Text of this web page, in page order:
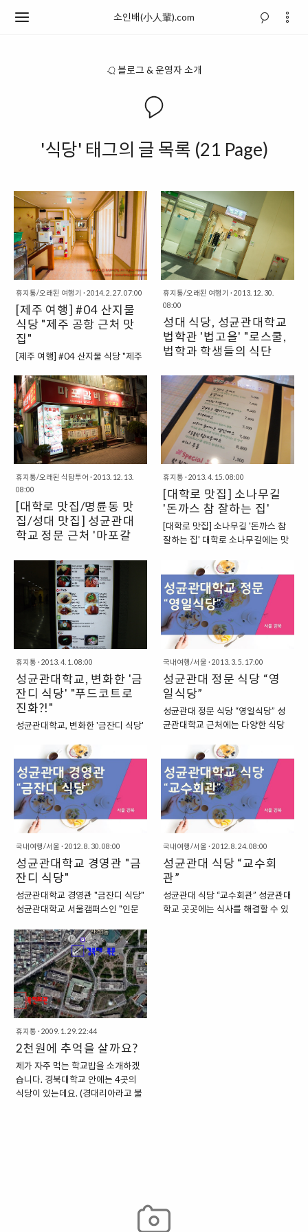
소인배(小人輩).com
블로그 & 운영자 소개
'식당' 태그의 글 목록 (21 Page)
휴지통/오래된 여행기 · 2014. 2. 27. 07:00
[제주 여행] #04 산지물
식당 "제주 공항 근처 맛
집"
[제주 여행] #04 산지물 식당 "제주
를 실컷 먹어보자!" 삼무공원에서
잠시 기차를 감상하면서 시간을 보
내다보니, 이윽고 점심식사를 해야
할 시간이 다가오게 되었다. 다른 곳
에 여행을 온 것도 아니고 제주도로
여행을 왔으니 다른 곳에서는 감히
손쉽게 범접할 수 없는 그런 음식을
먹어보는 것이 좋겠다는 생각이 들
었다. 제주도하면 떠오르는 음식!
사실, 가장 먼저 떠오르는 것은 한라
봉이지만, 그 다음으로 떠오르는 먹
거리를 생각해본다면, 아마도 해산
우러져있는 섬이다보니, 풍부한 해
산물을 저렴한 가격에 먹을 수 있을
것이니 말이다. "제주공항 근처, 삼
무공원 옆의 산지물 식당" 그렇게
제주도에서의 첫 번째 식사를 해산
물로 하기로 마음을 먹..
휴지통/오래된 여행기 · 2013. 12. 30.
08:00
성대 식당, 성균관대학교
법학관 '법고을' "로스쿨,
법학과 학생들의 식단
고을' "로스쿨, 법학과 학생들의 식
단은?" 법학과 소속의 학생이 아니
다보니, 게다가 법학관에서는 수업
을 들을 일이 하나도 없다보니, 그리
고 성균관대학교의 법학관이 조금
은 안쪽에 자리하고 있었기에 법학
관으로는 갈 일이 거의 없었다. 아
마, 처음에 성균관대학교 입학통지
서를 받아들고, 학교를 구경하겠다
고 혼자서 학교 이 곳 저 곳을 돌아
다닌 때를 제외하고는 이 곳을 방문
한 적이 거의 없었던 것 같다. 특별
히 의도적으로 방문하는 일을 제외
하고는 올 일이 없었던 것이다. 한
때는 법학관 옥상의 야경이 상당히
괜찮다고 해서, 의도적으로 옥상을
몇번 방문했던 적이 있다. 하지만,
그 때 내가 가지고 있던 카메라가 아
주 저렴한 똑딱이밖에 없었던지라,
제대로 된 야경을 카메라에 담아..
휴지통/오래된 식탐투어 · 2013. 12. 13.
08:00
[대학로 맛집/명륜동 맛
집/성대 맛집] 성균관대
학교 정문 근처 '마포갈
집?"
집] 성균관대학교 정문 근처 '마포갈
비' "대학로 최고의 밥집?" 먹을거리
가 상당히 많은 대학로의 거리, 하지
만 대학로에서도 잘 찾아보면 저렴
한 가격에 상당한 맛을 제공하는 맛
집을 찾아볼 수 있다. 이번에 소인배
닷컴이 소개할 곳은 대학로의 번화
가와는 조금 떨어진 곳, 약간은 후미
진 곳에 있다고 할 수 있지만, 그 맛
과 가격에서는 어느 대학로의 맛집
에 비해서 떨어지지 않는 그런 공간
처에 있는 "마포갈비"라는 이름의
식당이다. "성균관대학교 정문 근처
마포갈비" 성균관대학교로 이적한
이후에도 사실 마포갈비라는 곳은
잘 방문하지 않았다. 2년간 대학생
활을 하면서 이 곳을 한번도 들어가
보지 않은 것이 이상하기도 하지만,
왠지 가게 위치와 외관을..
휴지통 · 2013. 4. 15. 08:00
[대학로 맛집] 소나무길
'돈까스 참 잘하는 집'
[대학로 맛집] 소나무길 '돈까스 참
잘하는 집' 대학로 소나무길에는 맛
는 오랜만에 한번 들러본, "돈까스
참 잘하는 집"에 관한 포스팅을 한
번 해보도록 하겠습니다. 사실, 소나
무길까지 잘 내려올 여유가 없었는
데, 이렇게 잠깐이나마 내려왔을 때,
얼른 사진을 찍어서 간략하게나마
포스팅으로 한번 남겨두어야겠다는
생각입니다. 우선 지도에서 위치를
한번 살펴보도록 하겠습니다. 가까
운 지하철역으로는 지하철 4호선
혜화역이 있습니다. 보시면 아실 수
있듯이, 가격대는 대충 이러합니다.
1인분에 최소 7000원 이상은 생각
을 해야할 듯 하네요. 수저, 포크, 나
이프가 가지런히 걸려 있습니다. 우
선 가장 먼저 스프가 제공이 되네요.
주문을 하고 조금 기다리니, 식사가
나옵니다. 우선..
휴지통 · 2013. 4. 1. 08:00
성균관대학교, 변화한 '금
잔디 식당' "푸드코트로
진화?!"
성균관대학교, 변화한 '금잔디 식당'
25일, 성균관대에서 전체 졸업식이
있었습니다. 이전까지 겨울 방학동
안, 금잔디 식당에서 공사를 하고 있
다는 소식을 들을 수 있었는데요. 졸
업식 날, 드디어 변신한 금잔디 식당
의 모습을 볼 수 있었습니다. 예전의
학교식당다운 모습은 온데간데 사
라지고, 푸드코트처럼 변신을 해버
렸네요. 이제 예전의 금잔디 식당의
모습은 추억 속으로 사라져버렸습
니다. 혹시 예전의 금잔디 식당이 궁
금하시다면, 아래의 링크를 참조하
을 담고 있었는데, 이렇게 갑작스럽
게 사라져버려서 아쉽습니다.
2012/08/30 - [성대 식당] 성균관
대학교 '경영관 금잔디 식당' 위치
는, 그대로입니다. 경영관 지하2층
에 위치하고 있고..
국내여행/서울 · 2013. 3. 5. 17:00
성균관대 정문 식당 “영
일식당”
성균관대 정문 식당 “영일식당” 성
균관대학교 근처에는 다양한 식당
들과 직원들이 항상 상주하고 있는
곳인지라, 자연스럽게 이들의 식사
를 책임지는 곳이 많이 생긴 것이 아
닐까 하지요. 이번에 다녀온 곳은 성
균관대 정문 근처의 식당입니다. 바
로 “영일식당”이라는 이름의 허름한
식당이었지요. “성균관대 정문 근처
의 조금은 허름한 식당” 영일 식당
은 성균관대학교 정문에서 가까운
곳에 있습니다. 국민은행 성대락스
타지점 바로 앞에 있는 곳인데요. 다
양한 음식을 판매하고 있는 동네 식
국내여행/서울 · 2012. 8. 30. 08:00
성균관대학교 경영관 "금
잔디 식당"
성균관대학교 경영관 "금잔디 식당"
성균관대학교 서울캠퍼스인 "인문
건물이 있습니다. 그 건물은 바로 경
영관이라고 할 수 있는데요. 경영관
은 지도상에서도 성균관대학교의
중심에 있는 건물이기도 하고, 경영
관 앞에는 "금잔디 광장"이라고 불
리는 잔디밭이 있기도 하답니다.
"다양한 주요 시설을 보유하고 있는
성균관대학교 경영관" 일반적으로
경영관이라고 하면, 단순히 경영학
과 학생들이 사용하는 건물이라고
생각할 수 있을 텐데요. 사실, 경영
관에서는 경영학과 학생들이 수업
을 듣는 장소뿐만 아니라, 다른 중요
국내여행/서울 · 2012. 8. 24. 08:00
성균관대 식당 “교수회
관”
성균관대 식당 “교수회관” 성균관대
학교 곳곳에는 식사를 해결할 수 있
휴지통 · 2009. 1. 29. 22:44
2천원에 추억을 살까요?
제가 자주 먹는 학교밥을 소개하겠
습니다. 경북대학교 안에는 4곳의
식당이 있는데요. (경대리아라고 불
이 경북대학교 북문, 빨간색으로 네